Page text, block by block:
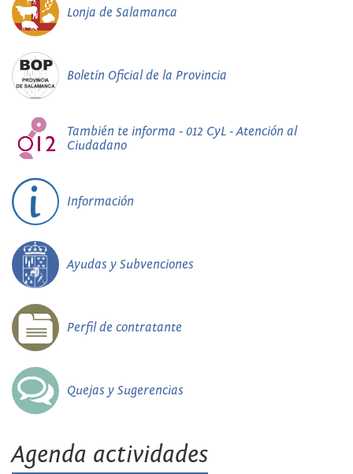
Lonja de Salamanca
Boletín Oficial de la Provincia
También te informa - 012 CyL - Atención al
Ciudadano
Información
Ayudas y Subvenciones
Perfil de contratante
Quejas y Sugerencias
Agenda actividades